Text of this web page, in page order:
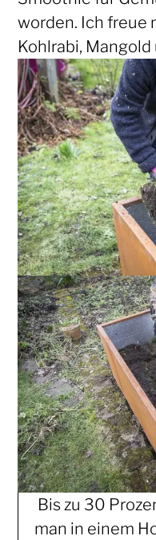
worden. Ich freue
Kohlrabi,
Bis zu 30
man in einem